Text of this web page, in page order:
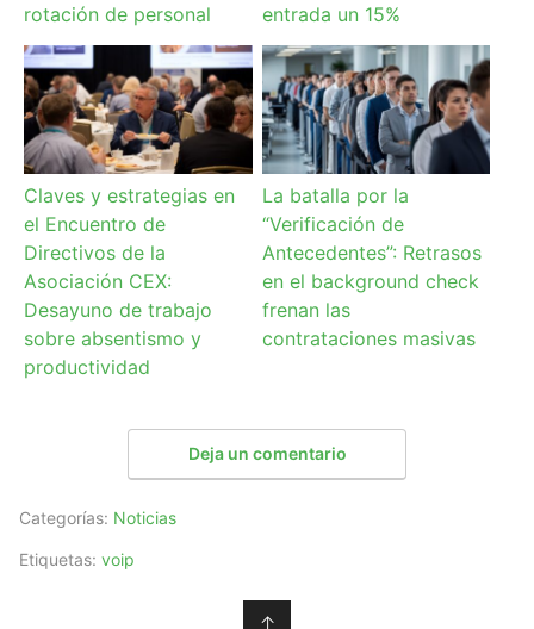
rotación de personal
entrada un 15%
Claves y estrategias en
el Encuentro de
Directivos de la
Asociación CEX:
Desayuno de trabajo
sobre absentismo y
productividad
La batalla por la
“Verificación de
Antecedentes”: Retrasos
en el background check
frenan las
contrataciones masivas
Deja un comentario
Categorías: Noticias
Etiquetas: voip
↑